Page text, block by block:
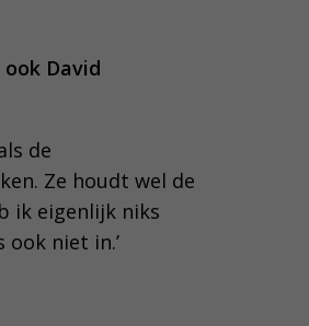
David
de
Ze houdt wel de
ik eigenlijk niks
niet in.’